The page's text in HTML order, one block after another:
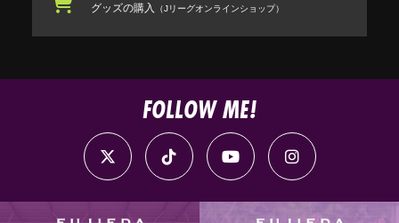
グッズの購入 （Jリーグオンラインショップ）
FOLLOW ME!